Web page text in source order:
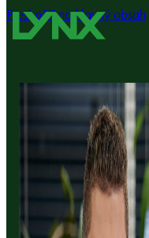
Preskočiť na hlavný obsah